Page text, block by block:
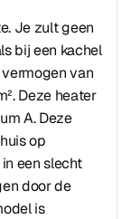
Je zult geen
bij een kachel
van
Deze heater
A. Deze
op
een slecht
door de
is